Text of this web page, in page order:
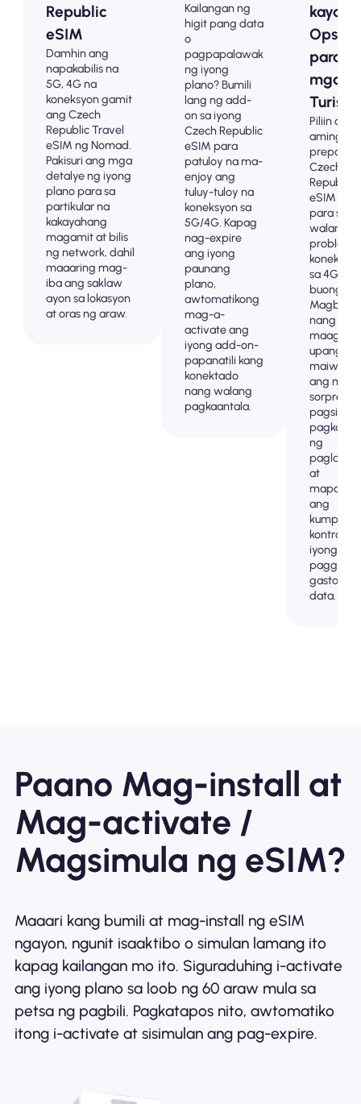
Republic
eSIM
Damhin ang
napakabilis na
5G, 4G na
koneksyon gamit
ang Czech
Republic Travel
eSIM ng Nomad.
Pakisuri ang mga
detalye ng iyong
plano para sa
partikular na
kakayahang
magamit at bilis
ng network, dahil
maaaring mag-
iba ang saklaw
ayon sa lokasyon
at oras ng araw.
Kailangan ng
higit pang data
o
pagpapalawak
ng iyong
plano? Bumili
lang ng add-
on sa iyong
Czech Republic
eSIM para
patuloy na ma-
enjoy ang
tuluy-tuloy na
koneksyon sa
5G/4G. Kapag
nag-expire
ang iyong
paunang
plano,
awtomatikong
mag-a-
activate ang
iyong add-on-
papanatili kang
konektado
nang walang
pagkaantala.
kayang
para sa
mga
Turista
Piliin ang
aming
prepaid
Czech
Republic
eSIM plan
para sa
walang
sa 4G/5G
buong .
nang
maaga
upang
ang mga
sorpresa
pagsingil
ng
at
ang
kontrol sa
iyong
gastos ng
data.
Paano Mag-install at
Mag-activate /
Magsimula ng eSIM?
Maaari kang bumili at mag-install ng eSIM
ngayon, ngunit isaaktibo o simulan lamang ito
kapag kailangan mo ito. Siguraduhing i-activate
ang iyong plano sa loob ng 60 araw mula sa
petsa ng pagbili. Pagkatapos nito, awtomatiko
itong i-activate at sisimulan ang pag-expire.